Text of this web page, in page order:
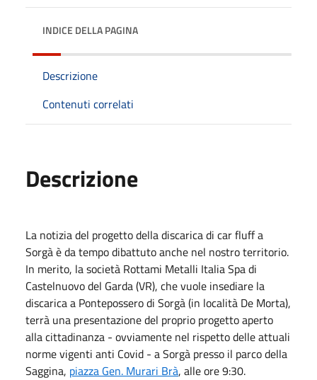
INDICE DELLA PAGINA
Descrizione
Contenuti correlati
Descrizione
La notizia del progetto della discarica di car fluff a
Sorgà è da tempo dibattuto anche nel nostro territorio.
In merito, la società Rottami Metalli Italia Spa di
Castelnuovo del Garda (VR), che vuole insediare la
discarica a Pontepossero di Sorgà (in località De Morta),
terrà una presentazione del proprio progetto aperto
alla cittadinanza - ovviamente nel rispetto delle attuali
norme vigenti anti Covid - a Sorgà presso il parco della
Saggina, piazza Gen. Murari Brà, alle ore 9:30.